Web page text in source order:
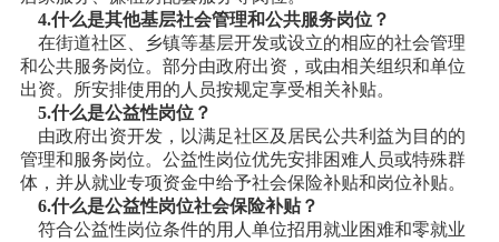
4.什么是其他基层社会管理和公共服务岗位？
在街道社区、乡镇等基层开发或设立的相应的社会管理
和公共服务岗位。部分由政府出资，或由相关组织和单位
出资。所安排使用的人员按规定享受相关补贴。
5.什么是公益性岗位？
由政府出资开发，以满足社区及居民公共利益为目的的
管理和服务岗位。公益性岗位优先安排困难人员或特殊群
体，并从就业专项资金中给予社会保险补贴和岗位补贴。
6.什么是公益性岗位社会保险补贴？
符合公益性岗位条件的用人单位招用就业困难和零就业